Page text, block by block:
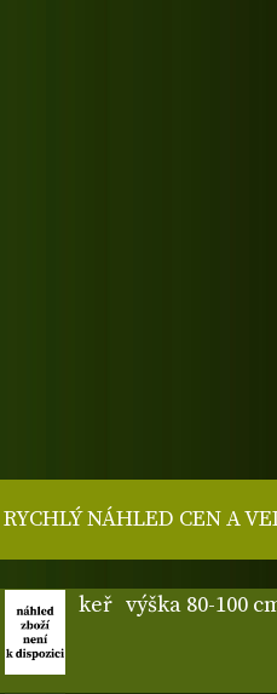
RYCHLÝ NÁHLED CEN A
keř výška 80-100